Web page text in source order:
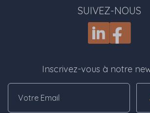
SUIVEZ-NOUS
Inscrivez-vous à notre